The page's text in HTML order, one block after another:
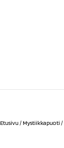
Etusivu / Mystiikkapuoti /